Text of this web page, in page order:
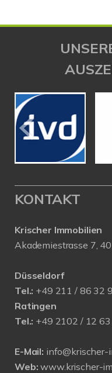
KONTAKT
Krischer Immobilien
Akademiestrasse 7,
Düsseldorf
Tel.: +49 211 / 86 32
Ratingen
Tel.: +49 2102 / 12
E-Mail: info@krischer-
Web: www.krischer-